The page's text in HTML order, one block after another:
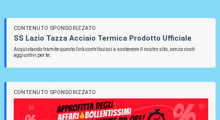
CONTENUTO SPONSORIZZATO
SS Lazio Tazza Acciaio Termica Prodotto Ufficiale
Acquistando tramite questo link contribuisci a sostenere il nostro sito, senza costi
aggiuntivi per te.
CONTENUTO SPONSORIZZATO